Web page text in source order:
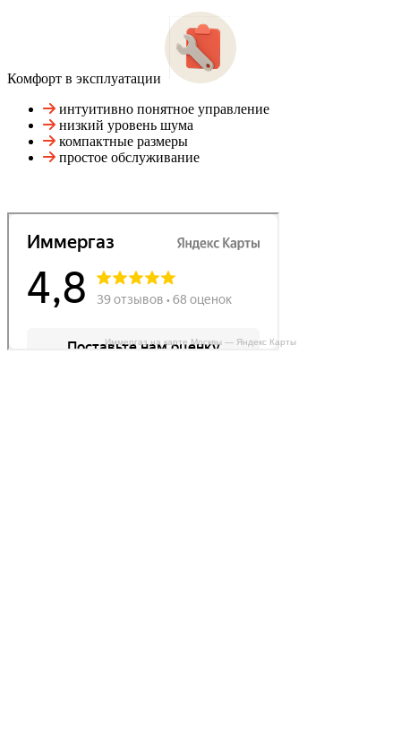
Комфорт в эксплуатации
интуитивно понятное управление
низкий уровень шума
компактные размеры
простое обслуживание
Иммергаз на карте Москвы — Яндекс Карты